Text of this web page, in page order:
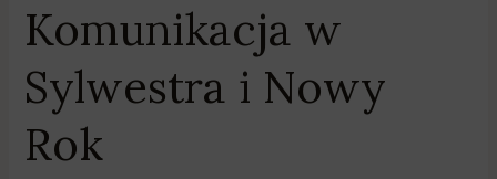
Komunikacja w
Sylwestra i Nowy
Rok